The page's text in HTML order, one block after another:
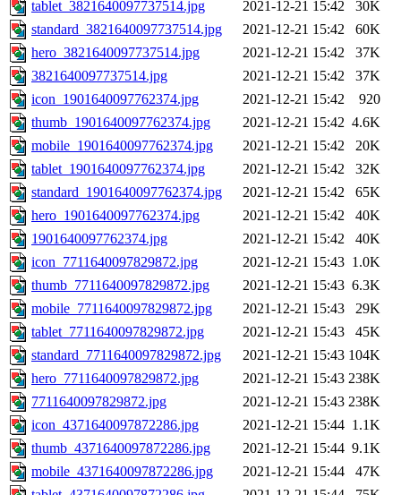
tablet_3821640097737514.jpg
2021-12-21 15:42
30K
standard_3821640097737514.jpg
2021-12-21 15:42
60K
hero_3821640097737514.jpg
2021-12-21 15:42
37K
3821640097737514.jpg
2021-12-21 15:42
37K
icon_1901640097762374.jpg
2021-12-21 15:42
920
thumb_1901640097762374.jpg
2021-12-21 15:42 4.6K
mobile_1901640097762374.jpg
2021-12-21 15:42
20K
tablet_1901640097762374.jpg
2021-12-21 15:42
32K
standard_1901640097762374.jpg
2021-12-21 15:42
65K
hero_1901640097762374.jpg
2021-12-21 15:42
40K
1901640097762374.jpg
2021-12-21 15:42
40K
icon_7711640097829872.jpg
2021-12-21 15:43 1.0K
thumb_7711640097829872.jpg
2021-12-21 15:43 6.3K
mobile_7711640097829872.jpg
2021-12-21 15:43
29K
tablet_7711640097829872.jpg
2021-12-21 15:43
45K
standard_7711640097829872.jpg
2021-12-21 15:43 104K
hero_7711640097829872.jpg
2021-12-21 15:43 238K
7711640097829872.jpg
2021-12-21 15:43 238K
icon_4371640097872286.jpg
2021-12-21 15:44 1.1K
thumb_4371640097872286.jpg
2021-12-21 15:44 9.1K
mobile_4371640097872286.jpg
2021-12-21 15:44
47K